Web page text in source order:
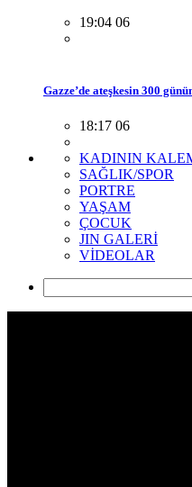
19:04 06
Gazze’de ateşkesin 300
18:17 06
KADININ
SAĞLIK/SPOR
PORTRE
YAŞAM
ÇOCUK
JIN GALERİ
VİDEOLAR